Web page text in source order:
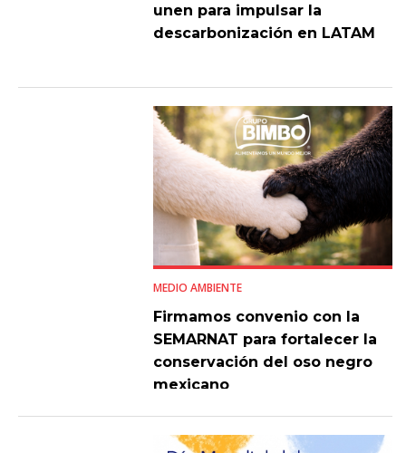
unen para impulsar la
descarbonización en LATAM
MEDIO AMBIENTE
Firmamos convenio con la
SEMARNAT para fortalecer la
conservación del oso negro
mexicano